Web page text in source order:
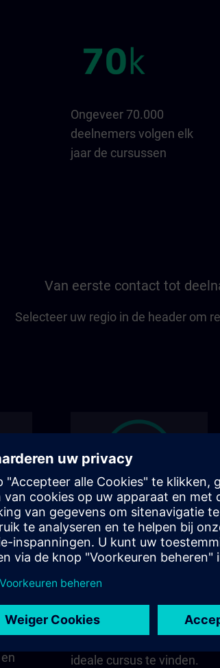
Ongeveer 70.000
deelnemers volgen elk
jaar de cursussen
Van eerste contact tot
Selecteer uw regio in de header om
Vind de juiste cursus
voor jou
Zoek direct met
trefwoorden en filters –
of verken op categorie in
ideale cursus te vinden.